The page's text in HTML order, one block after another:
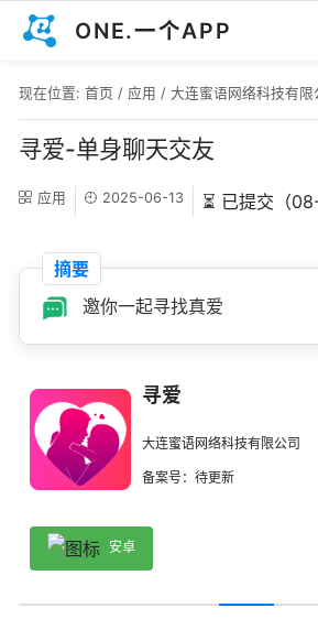
ONE.一个APP
现在位置: 首页 / 应用 / 大连蜜语网络科技有限
寻爱-单身聊天交友
应用 2025-06-13 ⏳ 已提交（
摘要
邀你一起寻找真爱
寻爱
大连蜜语网络科技有限公司
备案号：待更新
安卓